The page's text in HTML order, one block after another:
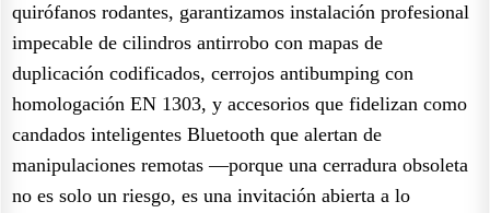
quirófanos rodantes, garantizamos instalación profesional
impecable de cilindros antirrobo con mapas de
duplicación codificados, cerrojos antibumping con
homologación EN 1303, y accesorios que fidelizan como
candados inteligentes Bluetooth que alertan de
manipulaciones remotas —porque una cerradura obsoleta
no es solo un riesgo, es una invitación abierta a lo